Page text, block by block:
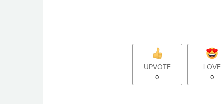
UPVOTE
0
LOVE
0